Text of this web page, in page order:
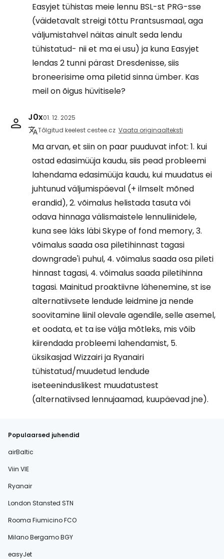
Easyjet tühistas meie lennu BSL-st PRG-sse
(väidetavalt streigi tõttu Prantsusmaal, aga
väljumistahvel näitas ainult seda lendu
tühistatud- nii et ma ei usu) ja kuna Easyjet
lendas 2 tunni pärast Dresdenisse, siis
broneerisime oma piletid sinna ümber. Kas
meil on õigus hüvitisele?
J0x01. 12. 2025
Tõlgitud keelest cestee.cz Vaata originaalteksti
Ma arvan, et siin on paar puuduvat infot: 1. kui
ostad edasimüüja kaudu, siis pead probleemi
lahendama edasimüüja kaudu, kui muudatus ei
juhtunud väljumispäeval (+ ilmselt mõned
erandid), 2. võimalus helistada tasuta või
odava hinnaga välismaistele lennuliinidele,
kuna see läks läbi Skype of fond memory, 3.
võimalus saada osa piletihinnast tagasi
downgrade'i puhul, 4. võimalus saada osa pileti
hinnast tagasi, 4. võimalus saada piletihinna
tagasi. Mainitud proaktiivne lähenemine, st ise
alternatiivsete lendude leidmine ja nende
soovitamine liinil olevale agendile, selle asemel,
et oodata, et ta ise välja mõtleks, mis võib
kiirendada probleemi lahendamist, 5.
üksikasjad Wizzairi ja Ryanairi
tühistatud/muudetud lendude
iseteeninduslikest muudatustest
(alternatiivsed lennujaamad, kuupäevad jne).
Populaarsed juhendid
airBaltic
Viin VIE
Ryanair
London Stansted STN
Rooma Fiumicino FCO
Milano Bergamo BGY
easyJet